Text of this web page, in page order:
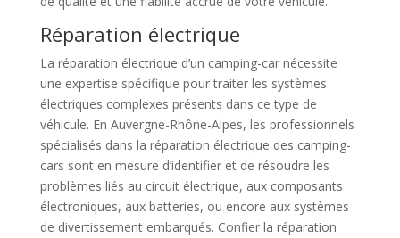
Réparation électrique
La réparation électrique d’un camping-car nécessite
une expertise spécifique pour traiter les systèmes
électriques complexes présents dans ce type de
véhicule. En Auvergne-Rhône-Alpes, les professionnels
spécialisés dans la réparation électrique des camping-
cars sont en mesure d’identifier et de résoudre les
problèmes liés au circuit électrique, aux composants
électroniques, aux batteries, ou encore aux systèmes
de divertissement embarqués. Confier la réparation